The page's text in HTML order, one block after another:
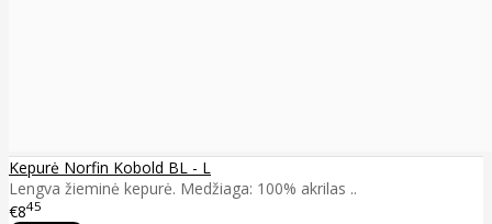
Kepurė Norfin Kobold BL - L
Lengva žieminė kepurė. Medžiaga: 100% akrilas ..
€845